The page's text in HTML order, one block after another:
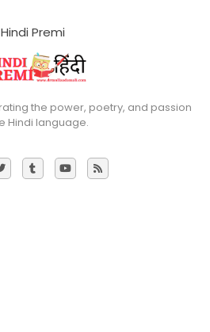
Hindi Premi
the power, poetry, and passion
Hindi language.